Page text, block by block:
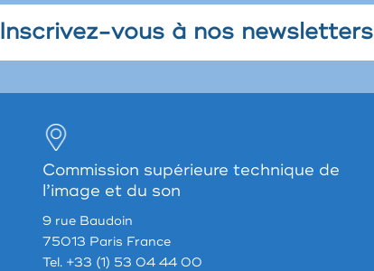
Inscrivez-vous à nos newsletters
Commission supérieure technique de
l’image et du son
9 rue Baudoin
75013 Paris France
Tel. +33 (1) 53 04 44 00